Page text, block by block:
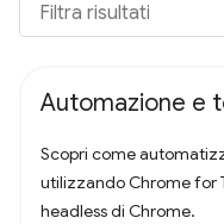
Automazione e
Scopri come
utilizzando Chrome for
headless di Chrome.